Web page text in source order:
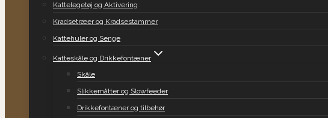
Kattelegetøj og Aktivering
Kradsetræer og Kradsestammer
Kattehuler og Senge
Katteskåle og Drikkefontæner
Skåle
Slikkemåtter og Slowfeeder
Drikkefontæner og tilbehør